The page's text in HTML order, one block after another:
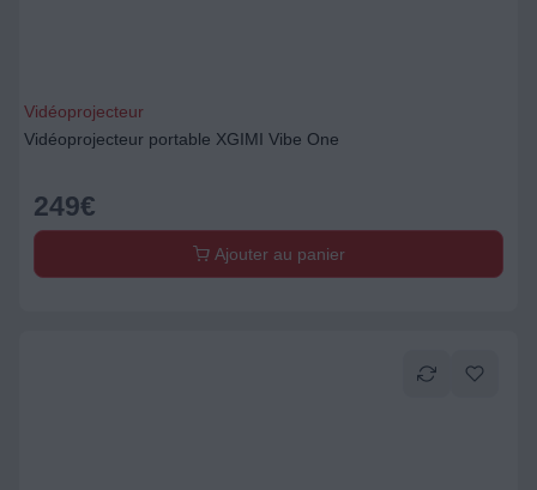
Vidéoprojecteur
Vidéoprojecteur portable XGIMI Vibe One
249€
Ajouter au panier